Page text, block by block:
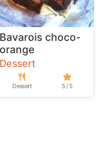
Bavarois choco-
orange
Dessert
Dessert 5 / 5